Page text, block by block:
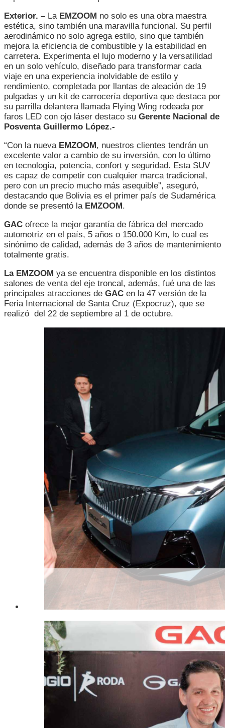
Exterior. – La EMZOOM no solo es una obra maestra
estética, sino también una maravilla funcional. Su perfil
aerodinámico no solo agrega estilo, sino que también
mejora la eficiencia de combustible y la estabilidad en
carretera. Experimenta el lujo moderno y la versatilidad
en un solo vehículo, diseñado para transformar cada
viaje en una experiencia inolvidable de estilo y
rendimiento, completada por llantas de aleación de 19
pulgadas y un kit de carrocería deportiva que destaca por
su parrilla delantera llamada Flying Wing rodeada por
faros LED con ojo láser destaco su Gerente Nacional de
Posventa Guillermo López.-
“Con la nueva EMZOOM , nuestros clientes tendrán un
excelente valor a cambio de su inversión, con lo último
en tecnología, potencia, confort y seguridad. Esta SUV
es capaz de competir con cualquier marca tradicional,
pero con un precio mucho más asequible”, aseguró,
destacando que Bolivia es el primer país de Sudamérica
donde se presentó la EMZOOM .
GAC ofrece la mejor garantía de fábrica del mercado
automotriz en el país, 5 años o 150.000 Km, lo cual es
sinónimo de calidad, además de 3 años de mantenimiento
totalmente gratis.
La EMZOOM ya se encuentra disponible en los distintos
salones de venta del eje troncal, además, fué una de las
principales atracciones de GAC en la 47 versión de la
Feria Internacional de Santa Cruz (Expocruz), que se
realizó del 22 de septiembre al 1 de octubre.